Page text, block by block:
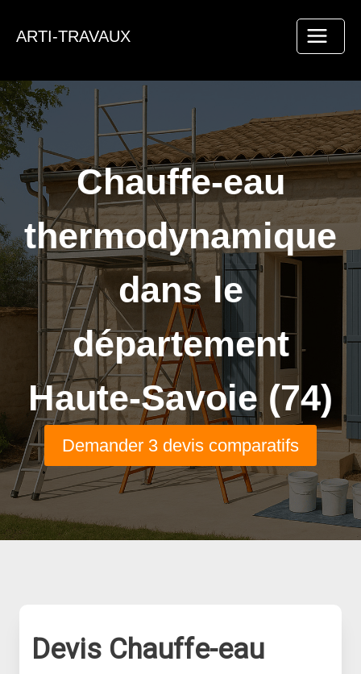
ARTI-TRAVAUX
Chauffe-eau
thermodynamique
dans le
département
Haute-Savoie (74)
Demander 3 devis comparatifs
Devis Chauffe-eau